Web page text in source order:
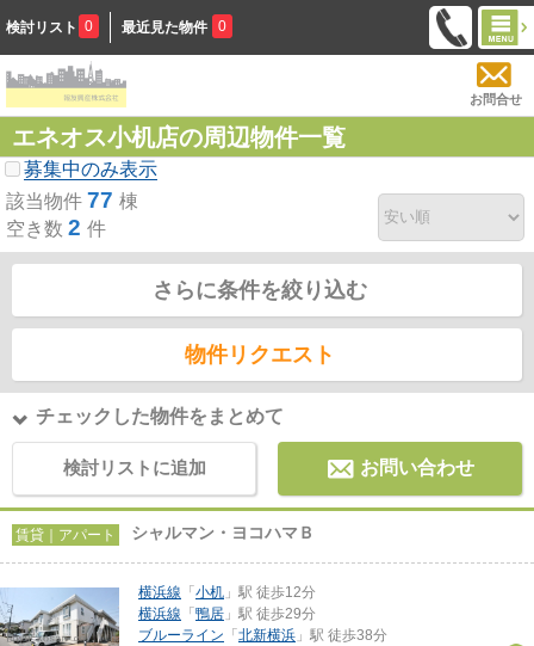
検討リスト 0 最近見た物件 0
お問合せ
エネオス小机店の周辺物件一覧
募集中のみ表示
該当物件 77 棟
空き数 2 件
さらに条件を絞り込む
物件リクエスト
チェックした物件をまとめて
検討リストに追加 お問い合わせ
賃貸｜アパート シャルマン・ヨコハマＢ
横浜線 「 小机 」駅 徒歩12分
横浜線 「 鴨居 」駅 徒歩29分
ブルーライン 「 北新横浜 」駅 徒歩38分